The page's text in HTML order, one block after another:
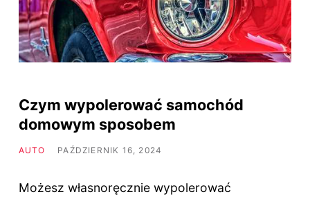
Czym wypolerować samochód
domowym sposobem
AUTO PAŹDZIERNIK 16, 2024
Możesz własnoręcznie wypolerować